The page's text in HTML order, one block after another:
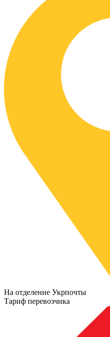
На отделение Укрпочты
Тариф перевозчика